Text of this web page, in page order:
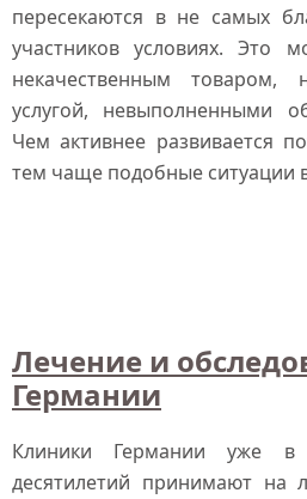
пересекаются в не самых
участников условиях. Это
некачественным товаром,
услугой, невыполненными
Чем активнее развивается
тем чаще подобные ситуации
Лечение и
Германии
Клиники Германии уже в
десятилетий принимают на